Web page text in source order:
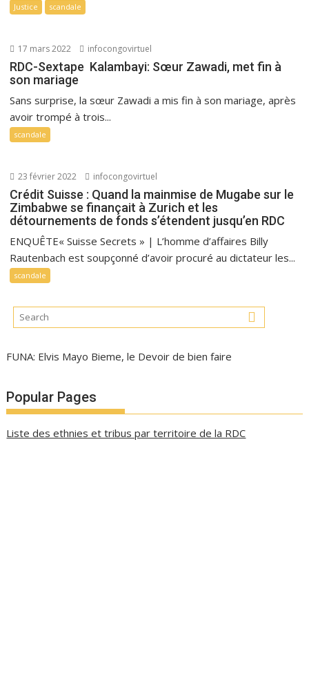
Justice scandale
17 mars 2022 infocongovirtuel
RDC-Sextape Kalambayi: Sœur Zawadi, met fin à
son mariage
Sans surprise, la sœur Zawadi a mis fin à son mariage, après
avoir trompé à trois...
scandale
23 février 2022 infocongovirtuel
Crédit Suisse : Quand la mainmise de Mugabe sur le
Zimbabwe se finançait à Zurich et les
détournements de fonds s’étendent jusqu’en RDC
ENQUÊTE« Suisse Secrets » | L’homme d’affaires Billy
Rautenbach est soupçonné d’avoir procuré au dictateur les...
scandale
FUNA: Elvis Mayo Bieme, le Devoir de bien faire
Popular Pages
Liste des ethnies et tribus par territoire de la RDC